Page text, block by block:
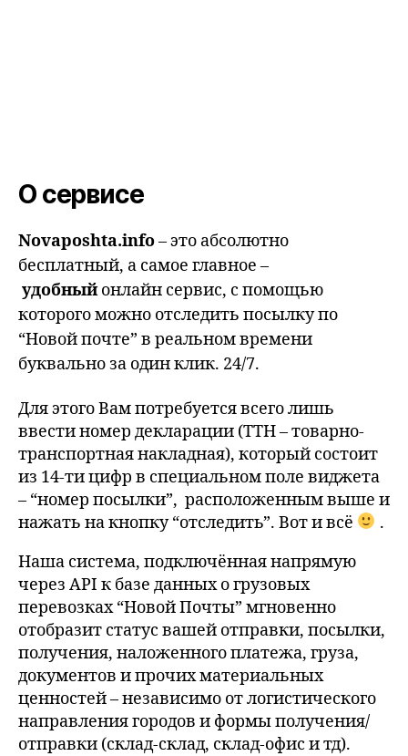
О сервисе
Novaposhta.info– это абсолютно
бесплатный, а самое главное –
удобныйонлайн сервис, с помощью
которого можно отследить посылку по
“Новой почте” в реальном времени
буквально за один клик. 24/7.
Для этого Вам потребуется всего лишь
ввести номер декларации (ТТН – товарно-
транспортная накладная), который состоит
из 14-ти цифр в специальном поле виджета
– “номер посылки”, расположенным выше и
нажать на кнопку “отследить”. Вот и всё
.
Наша система, подключённая напрямую
через API к базе данных о грузовых
перевозках “Новой Почты” мгновенно
отобразит статус вашей отправки, посылки,
получения, наложенного платежа, груза,
документов и прочих материальных
ценностей – независимо от логистического
направления городов и формы получения/
отправки (склад-склад, склад-офис и тд).